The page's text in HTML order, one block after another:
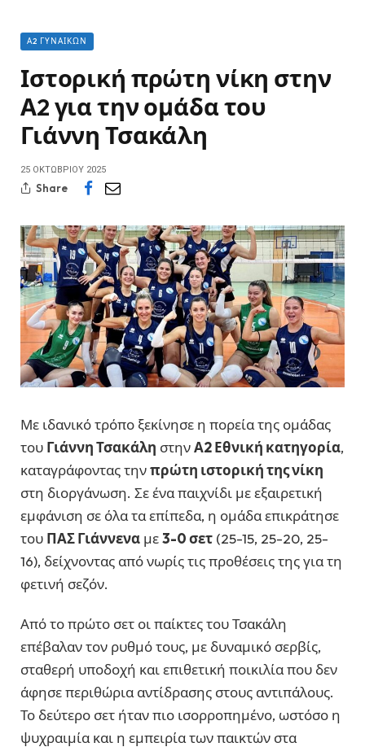
Α2 ΓΥΝΑΙΚΏΝ
Ιστορική πρώτη νίκη στην
Α2 για την ομάδα του
Γιάννη Τσακάλη
25 ΟΚΤΩΒΡΊΟΥ 2025
Share
Με ιδανικό τρόπο ξεκίνησε η πορεία της ομάδας
του Γιάννη Τσακάλη στηνΑ2 Εθνική κατηγορία,
καταγράφοντας τηνπρώτη ιστορική της νίκη
στη διοργάνωση. Σε ένα παιχνίδι με εξαιρετική
εμφάνιση σε όλα τα επίπεδα, η ομάδα επικράτησε
του ΠΑΣ Γιάννενα με3-0 σετ (25-15, 25-20, 25-
16), δείχνοντας από νωρίς τις προθέσεις της για τη
φετινή σεζόν.
Από το πρώτο σετ οι παίκτες του Τσακάλη
επέβαλαν τον ρυθμό τους, με δυναμικό σερβίς,
σταθερή υποδοχή και επιθετική ποικιλία που δεν
άφησε περιθώρια αντίδρασης στους αντιπάλους.
Το δεύτερο σετ ήταν πιο ισορροπημένο, ωστόσο η
ψυχραιμία και η εμπειρία των παικτών στα